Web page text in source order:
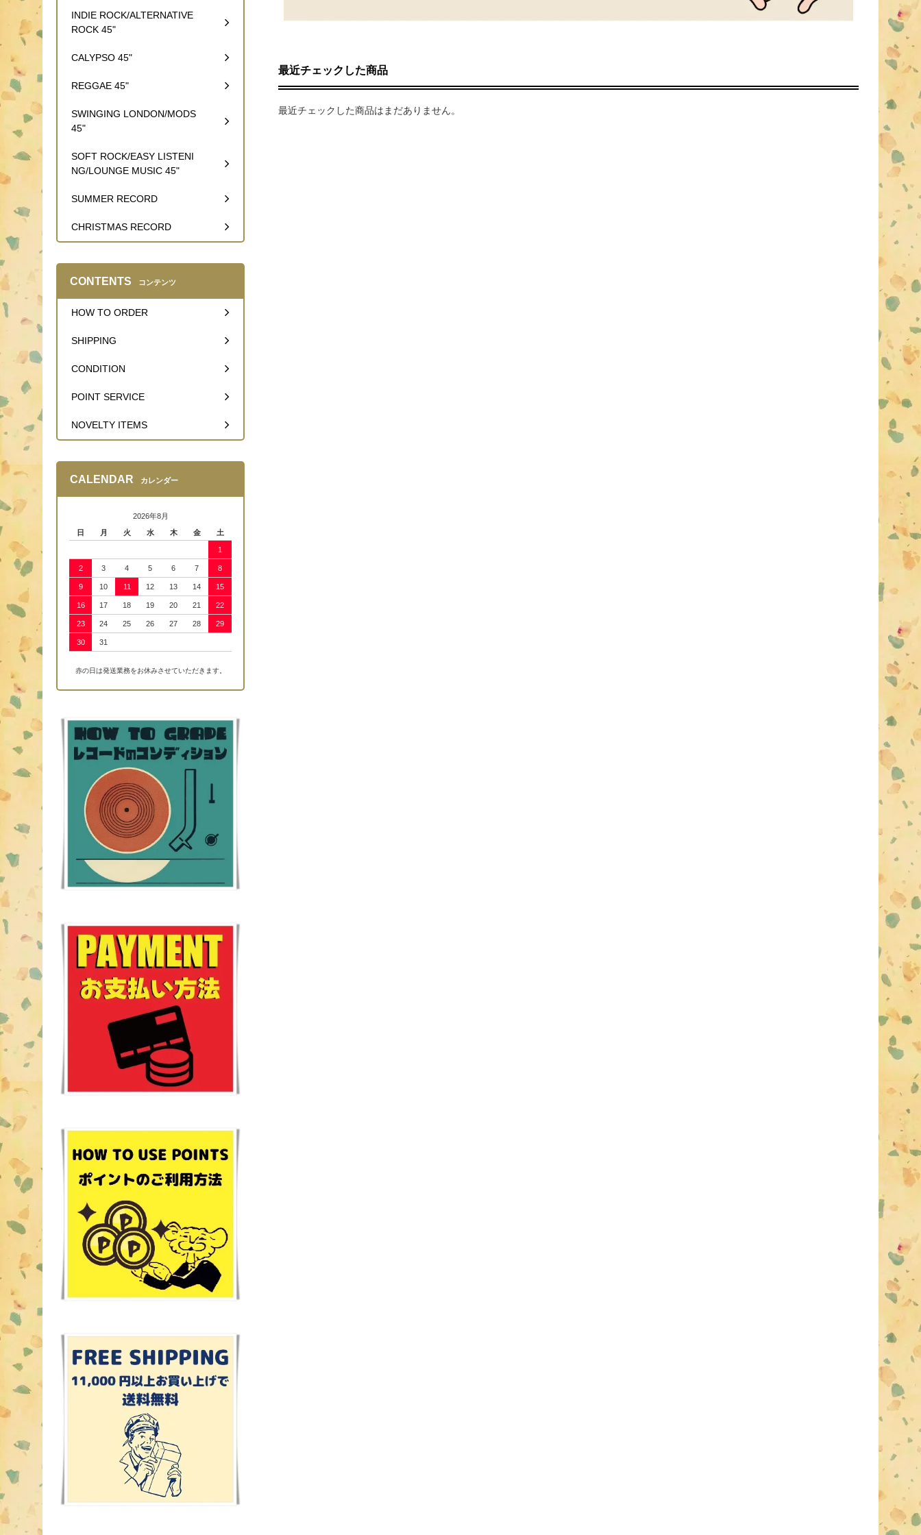
最近チェックした商品
最近チェックした商品はまだありません。
INDIE ROCK/ALTERNATIVE
ROCK 45"
CALYPSO 45"
REGGAE 45"
SWINGING LONDON/MODS
45"
SOFT ROCK/EASY LISTENI
NG/LOUNGE MUSIC 45"
SUMMER RECORD
CHRISTMAS RECORD
CONTENTS コンテンツ
HOW TO ORDER
SHIPPING
CONDITION
POINT SERVICE
NOVELTY ITEMS
CALENDAR カレンダー
2026年8月
日
月 火 水 木 金 土
1
2 3 4 5 6 7 8
9 10 11 12 13 14 15
16 17 18 19 20 21 22
23 24 25 26 27 28 29
30 31
赤の日は発送業務をお休みさせていただきます。